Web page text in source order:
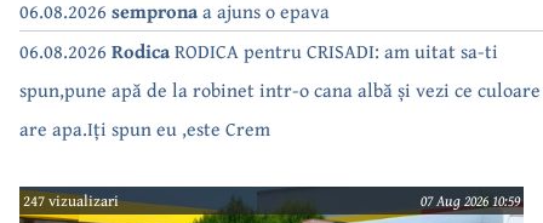
06.08.2026 sempronaa ajuns o epava
06.08.2026 RodicaRODICA pentru CRISADI: am uitat sa-ti
spun,pune apă de la robinet intr-o cana albă și vezi ce culoare
are apa.Iți spun eu ,este Crem
247 vizualizari 07 Aug 2026 10:59